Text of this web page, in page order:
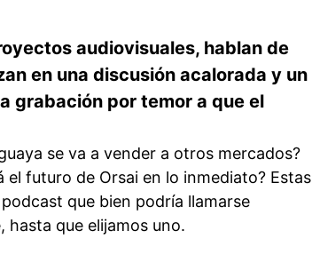
audiovisuales, hablan de
en una discusión acalorada y un
grabación por temor a que el
se va a vender a otros mercados?
el futuro de Orsai en lo inmediato? Estas
que bien podría llamarse
hasta que elijamos uno.